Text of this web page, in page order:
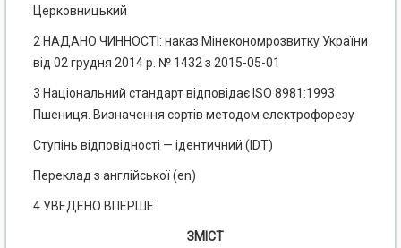
Церковницький
2 НАДАНО ЧИННОСТІ: наказ Мінекономрозвитку України
від 02 грудня 2014 р. № 1432 з 2015-05-01
3 Національний стандарт відповідає ISO 8981:1993
Пшениця. Визначення сортів методом електрофорезу
Ступінь відповідності — ідентичний (IDT)
Переклад з англійської (еn)
4 УВЕДЕНО ВПЕРШЕ
ЗМІСТ